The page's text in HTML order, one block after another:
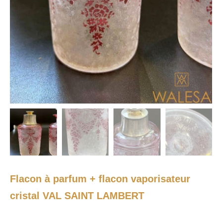
Flacon à parfum + flacon vaporisateur
cristal VAL SAINT LAMBERT